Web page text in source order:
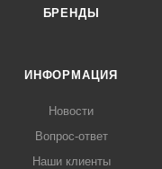
БРЕНДЫ
ИНФОРМАЦИЯ
Новости
Вопрос-ответ
Наши клиенты